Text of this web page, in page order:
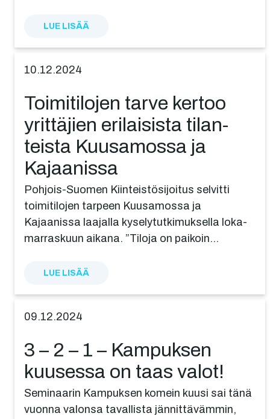
LUE LISÄÄ
10.12.2024
Toimi­ti­lo­jen tarve kertoo
yrittä­jien erilai­sis­ta tilan­
teis­ta Kuusa­mos­sa ja
Kajaanissa
Pohjois-Suomen Kiinteistösijoitus selvitti
toimitilojen tarpeen Kuusamossa ja
Kajaanissa laajalla kyselytutkimuksella loka-
marraskuun aikana. ”Tiloja on paikoin…
LUE LISÄÄ
09.12.2024
3 – 2 – 1 – Kampuksen
kuusessa on taas valot!
Seminaarin Kampuksen komein kuusi sai tänä
vuonna valonsa tavallista jännittävämmin,